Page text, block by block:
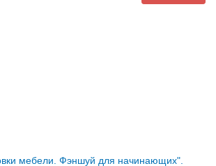
мебели. Фэншуй для начинающих".